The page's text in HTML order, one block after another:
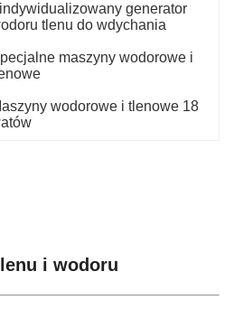
generator
tlenu do wdychania
maszyny wodorowe i
wodorowe i tlenowe 18
i wodoru